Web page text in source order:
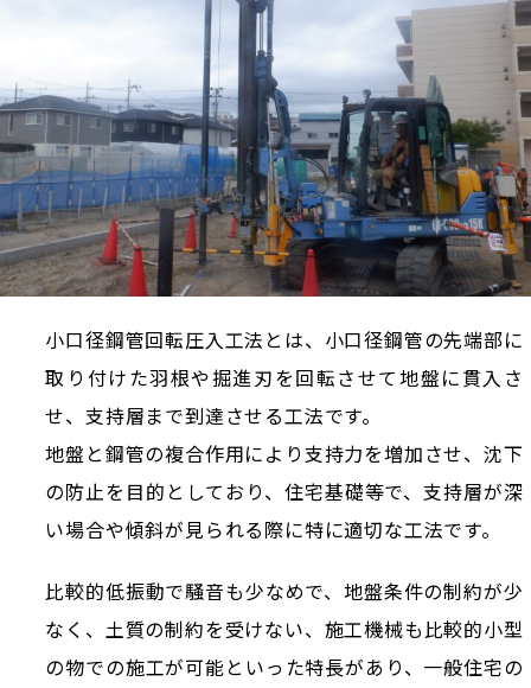
小口径鋼管回転圧入工法とは、小口径鋼管の先端部に
取り付けた羽根や掘進刃を回転させて地盤に貫入さ
せ、支持層まで到達させる工法です。
地盤と鋼管の複合作用により支持力を増加させ、沈下
の防止を目的としており、住宅基礎等で、支持層が深
い場合や傾斜が見られる際に特に適切な工法です。
比較的低振動で騒音も少なめで、地盤条件の制約が少
なく、土質の制約を受けない、施工機械も比較的小型
の物での施工が可能といった特長があり、一般住宅の